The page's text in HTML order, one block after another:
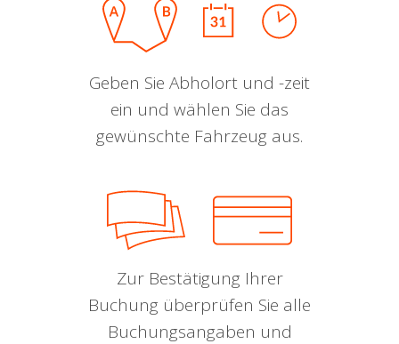
Geben Sie Abholort und -zeit
ein und wählen Sie das
gewünschte Fahrzeug aus.
Zur Bestätigung Ihrer
Buchung überprüfen Sie alle
Buchungsangaben und